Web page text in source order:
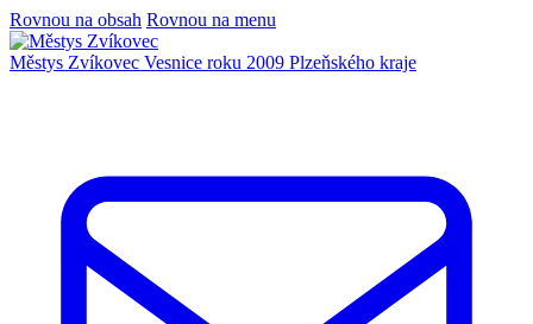
Rovnou na obsah Rovnou na menu
Městys Zvíkovec Vesnice roku 2009 Plzeňského kraje